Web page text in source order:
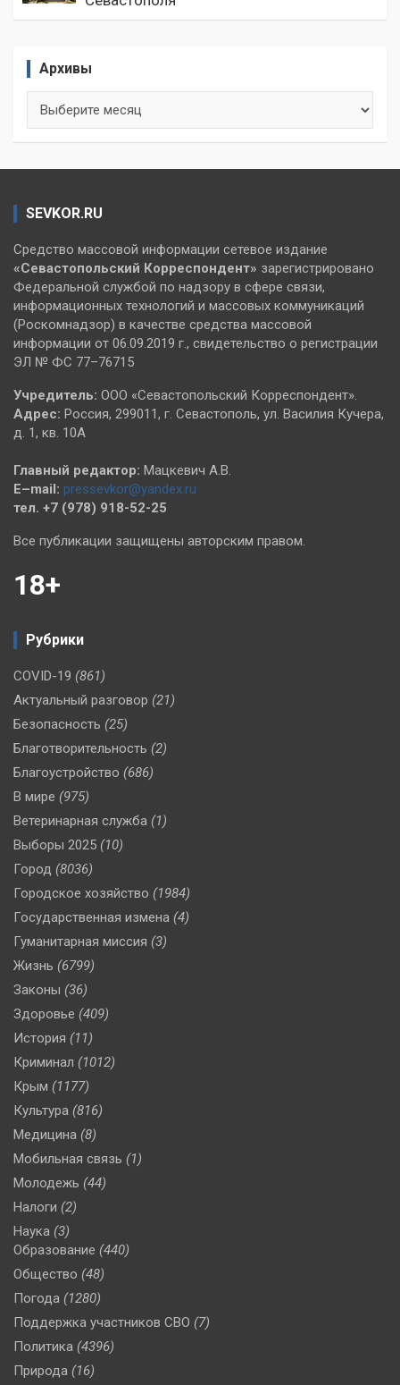
Архивы
SEVKOR.RU
Средство массовой информации сетевое издание
«Севастопольский Корреспондент» зарегистрировано
Федеральной службой по надзору в сфере связи,
информационных технологий и массовых коммуникаций
(Роскомнадзор) в качестве средства массовой
информации от 06.09.2019 г., свидетельство о регистрации
ЭЛ № ФС 77–76715
Учредитель: ООО «Севастопольский Корреспондент».
Адрес: Россия, 299011, г. Севастополь, ул. Василия Кучера,
д. 1, кв. 10А
Главный редактор: Мацкевич А.В.
E–mail: pressevkor@yandex.ru
тел. +7 (978) 918-52-25
Все публикации защищены авторским правом.
18+
Рубрики
COVID-19 (861)
Актуальный разговор (21)
Безопасность (25)
Благотворительность (2)
Благоустройство (686)
В мире (975)
Ветеринарная служба (1)
Выборы 2025 (10)
Город (8036)
Городское хозяйство (1984)
Государственная измена (4)
Гуманитарная миссия (3)
Жизнь (6799)
Законы (36)
Здоровье (409)
История (11)
Криминал (1012)
Крым (1177)
Культура (816)
Медицина (8)
Мобильная связь (1)
Молодежь (44)
Налоги (2)
Наука (3)
Образование (440)
Общество (48)
Погода (1280)
Поддержка участников СВО (7)
Политика (4396)
Природа (16)